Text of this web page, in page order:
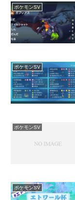
ポケモンSV
ポケモンSV
ポケモンSV
ポケモンSV